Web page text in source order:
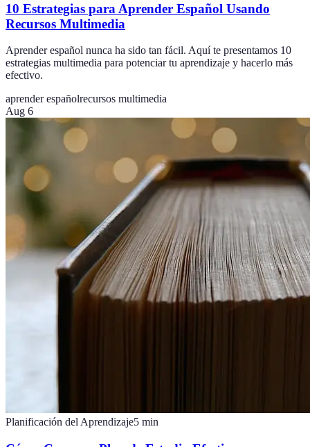
10 Estrategias para Aprender Español Usando
Recursos Multimedia
Aprender español nunca ha sido tan fácil. Aquí te presentamos 10
estrategias multimedia para potenciar tu aprendizaje y hacerlo más
efectivo.
aprender españolrecursos multimedia
Aug 6
Planificación del Aprendizaje5 min